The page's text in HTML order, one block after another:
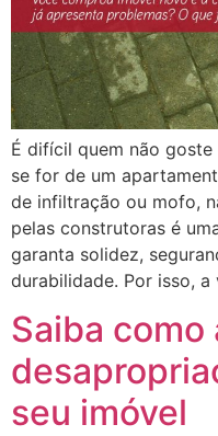
É difícil quem não
se for de um
de infiltração ou mofo,
pelas construtoras é
garanta solidez,
durabilidade. Por isso,
Saiba como
seu imóvel